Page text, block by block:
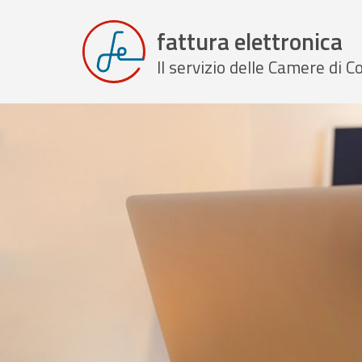
fattura elettronica
Il servizio delle Camere di